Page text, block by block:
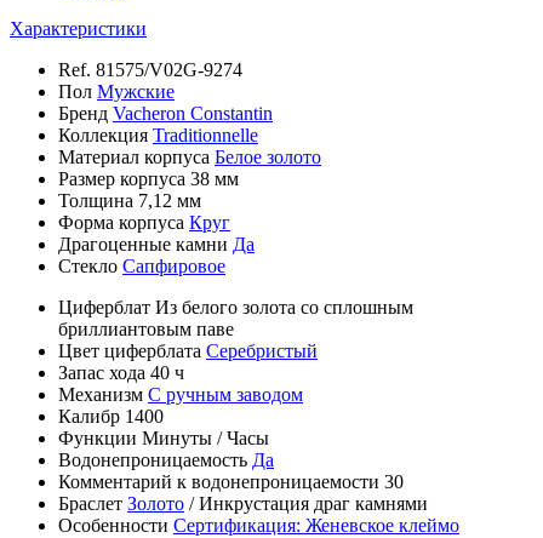
Характеристики
Ref. 81575/V02G-9274
Пол Мужские
Бренд Vacheron Constantin
Коллекция Traditionnelle
Материал корпуса Белое золото
Размер корпуса 38 мм
Толщина 7,12 мм
Форма корпуса Круг
Драгоценные камни Да
Стекло Сапфировое
Циферблат Из белого золота со сплошным
бриллиантовым паве
Цвет циферблата Серебристый
Запас хода 40 ч
Механизм С ручным заводом
Калибр 1400
Функции Минуты /Часы
Водонепроницаемость Да
Комментарий к водонепроницаемости 30
Браслет Золото /Инкрустация драг камнями
Особенности Сертификация: Женевское клеймо